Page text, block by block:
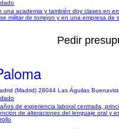
una academia y también doy clases en
militar de torrejon y en una empresa de
Pedir
(Madrid) 28044 Las Águilas
de experiencia laboral centrada,
de alteraciones del lenguaje oral y